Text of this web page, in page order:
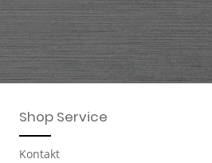
Shop Service
Kontakt